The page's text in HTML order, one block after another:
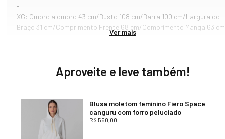
Principais características:
- Forro com toque incrivelmente sedoso e aveludado
- Modelo conta com punhos e barra com acabamento em ribana
- Bolso canguru na parte frontal do moletom
- Capuz ajustável com cordão feito em algodão natural
Composição:
- 85% Algodão
- 15% Poliéster
Ver mais
-
XG: Ombro a ombro 43 cm/Busto 108 cm/Barra 100 cm/Largura do
Braço 31 cm/Comprimento Frente 68 cm/Comprimento Manga 63 cm
Aproveite e leve também!
Blusa moletom feminino Fiero Space
canguru com forro peluciado
R$ 560,00